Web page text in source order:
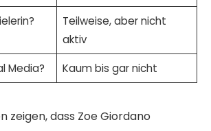
Teilweise, aber nicht
aktiv
Media?
Kaum bis gar nicht
zeigen, dass Zoe Giordano